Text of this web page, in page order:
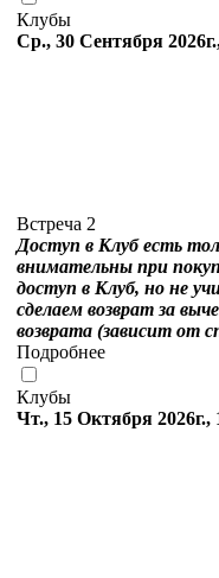
Клубы
Ср., 30 Сентября
Встреча 2
Доступ в Клуб есть
внимательны при
доступ в Клуб, но не
сделаем возврат за
возврата (зависит от
Подробнее
Клубы
Чт., 15 Октября 2026г.,